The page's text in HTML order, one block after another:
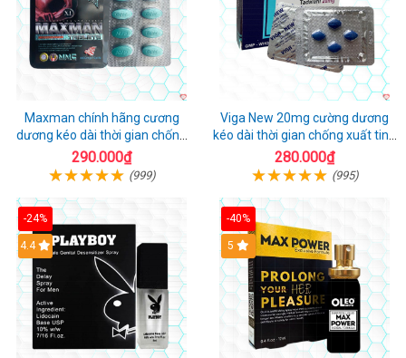
Maxman chính hãng cương
dương kéo dài thời gian chống
xuất tinh sớm hộp 10 viên
290.000₫
(999)
Viga New 20mg cường dương
kéo dài thời gian chống xuất tinh
hộp 4 viên
280.000₫
(995)
-24%
Hot
4.4
-40%
5